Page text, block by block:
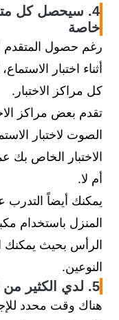
4. سيحصل كل
خاصة
رغم حصول المتقدم
أثناء اختبار
كل مراكز الاختبار.
تقدم بعض مراكز
الصوت لاختبار
الاختبار الخاص
أم لا.
يمكنك أيضاً التدرب
المنزل باستخدام
الرأس بحيث
النوعين.
5. لدي الكثير من الوقت لكتابة إجاباتي
هناك وقت محدد